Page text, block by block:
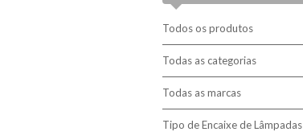
Todos os produtos
Todas as categorias
Todas as marcas
Tipo de Encaixe de Lâmpadas